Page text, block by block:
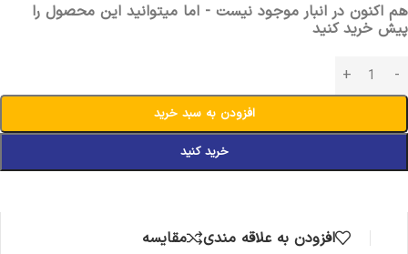
هم اکنون در انبار موجود نیست - اما میتوانید این محصول را
پیش خرید کنید
افزودن به سبد خرید
خرید کنید
افزودن به علاقه مندی مقایسه